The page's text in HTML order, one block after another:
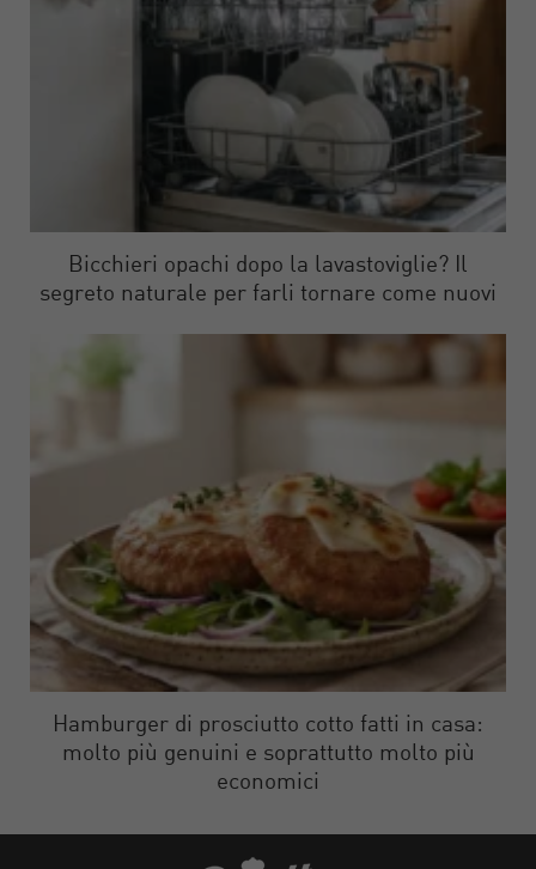
Bicchieri opachi dopo la lavastoviglie? Il
segreto naturale per farli tornare come nuovi
Hamburger di prosciutto cotto fatti in casa:
molto più genuini e soprattutto molto più
economici